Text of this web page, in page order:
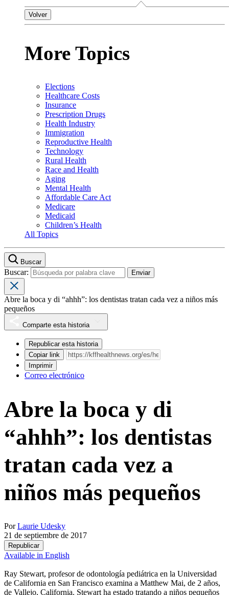
Volver
More Topics
Elections
Healthcare Costs
Insurance
Prescription Drugs
Health Industry
Immigration
Reproductive Health
Technology
Rural Health
Race and Health
Aging
Mental Health
Affordable Care Act
Medicare
Medicaid
Children’s Health
All Topics
Buscar
Buscar:
Abre la boca y di “ahhh”: los dentistas tratan cada vez a niños más
pequeños
Comparte esta historia
Republicar esta historia
Copiar link
Imprimir
Correo electrónico
Abre la boca y di
“ahhh”: los dentistas
tratan cada vez a
niños más pequeños
PorLaurie Udesky
21 de septiembre de 2017
Republicar
Available in English
Ray Stewart, profesor de odontología pediátrica en la Universidad
de California en San Francisco examina a Matthew Mai, de 2 años,
de Vallejo, California. Stewart ha estado tratando a niños pequeños